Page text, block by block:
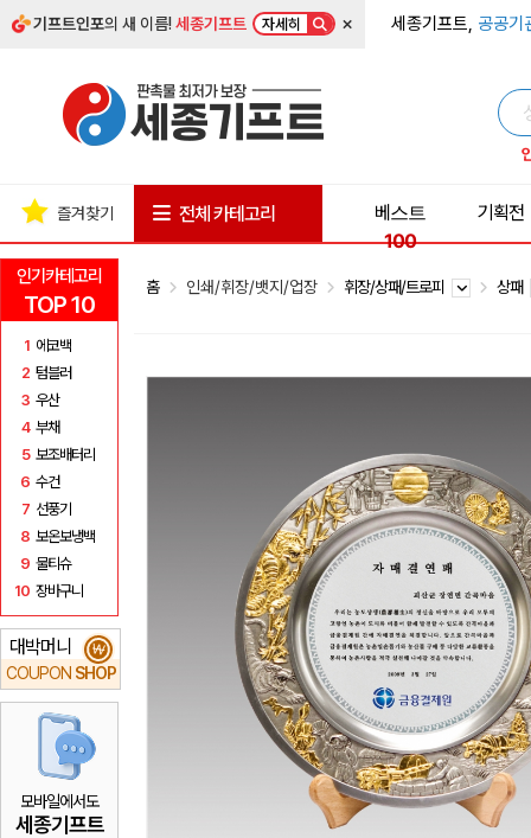
기프트인포의 새 이름!세종기프트 자세히 × 세종기프트, 공공기
인기카테고리
TOP 10
1 에코백
2 텀블러
3 우산
4 부채
5 보조배터리
6 수건
7 선풍기
8 보온보냉백
9 물티슈
10 장바구니
대박머니
COUPON SHOP
₩
모바일에서도
세종기프트
즐겨찾기 전체 카테고리
베스트
100
기획전
홈 인쇄/휘장/뱃지/업장 휘장/상패/트로피 상패